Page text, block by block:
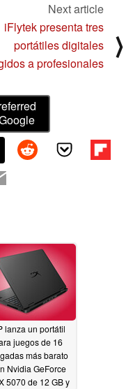
Next article
iFlytek presenta tres
portátiles digitales
a profesionales
⟩
lanza un portátil
juegos de 16
más barato
Nvidia GeForce
5070 de 12 GB y